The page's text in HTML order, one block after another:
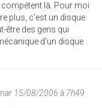
là. Pour moi
plus, c'est un disque
être des gens qui
d'un disque
15/08/2006 à 7h49